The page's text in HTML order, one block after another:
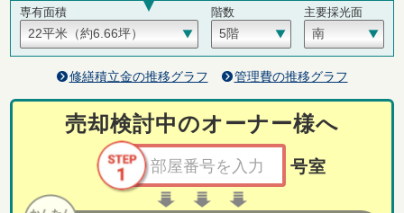
専有面積 階数 主要採光面
修繕積立金の推移グラフ 管理費の推移グラフ
売却検討中のオーナー様へ
号室